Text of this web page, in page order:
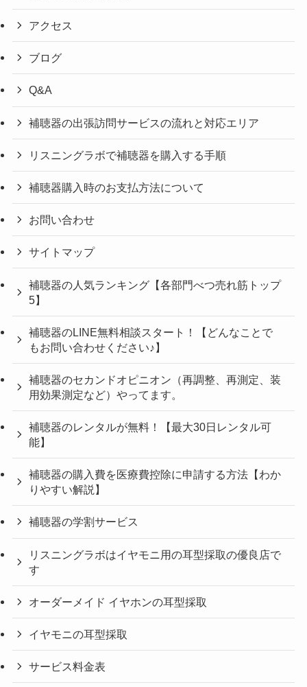
アクセス
ブログ
Q&A
補聴器の出張訪問サービスの流れと対応エリア
リスニングラボで補聴器を購入する手順
補聴器購入時のお支払方法について
お問い合わせ
サイトマップ
補聴器の人気ランキング【各部門べつ売れ筋トップ
5】
補聴器のLINE無料相談スタート！【どんなことで
もお問い合わせください♪】
補聴器のセカンドオピニオン（再調整、再測定、装
用効果測定など）やってます。
補聴器のレンタルが無料！【最大30日レンタル可
能】
補聴器の購入費を医療費控除に申請する方法【わか
りやすい解説】
補聴器の学割サービス
リスニングラボはイヤモニ用の耳型採取の優良店で
す
オーダーメイド イヤホンの耳型採取
イヤモニの耳型採取
サービス料金表